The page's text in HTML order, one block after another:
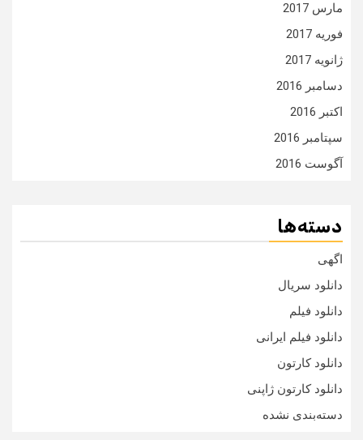
مارس 2017
فوریه 2017
ژانویه 2017
دسامبر 2016
اکتبر 2016
سپتامبر 2016
آگوست 2016
دسته‌ها
اگهی
دانلود سریال
دانلود فیلم
دانلود فیلم ایرانی
دانلود کارتون
دانلود کارتون ژاپنی
دسته‌بندی نشده